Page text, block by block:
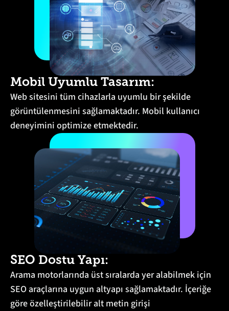
Mobil Uyumlu Tasarım:
Web sitesini tüm cihazlarla uyumlu bir şekilde
görüntülenmesini sağlamaktadır. Mobil kullanıcı
deneyimini optimize etmektedir.
SEO Dostu Yapı:
Arama motorlarında üst sıralarda yer alabilmek için
SEO araçlarına uygun altyapı sağlamaktadır. İçeriğe
göre özelleştirilebilir alt metin girişi